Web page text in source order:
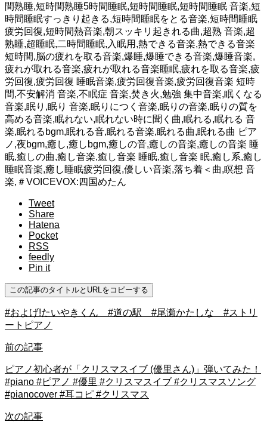
間熟睡,短時間熟睡5時間睡眠,短時間睡眠,短時間睡眠 音楽,短
時間睡眠すっきり起きる,短時間睡眠をとる音楽,短時間睡眠
疲労回復,短時間熱音楽,朝スッキリ起きれる曲,超熟 音楽,超
熟睡,超睡眠,二時間睡眠,入眠用,熱できる音楽,熱できる音楽
短時間,脳の疲れを取る音楽,爆睡,爆睡できる音楽,爆睡音楽,
疲れが取れる音楽,疲れが取れる音楽睡眠,疲れを取る音楽,疲
労回復,疲労回復 睡眠音楽,疲労回復音楽,疲労回復音楽 短時
間,不安解消 音楽,不眠症 音楽,焚き火,勉強 集中音楽,眠くなる
音楽,眠り,眠り 音楽,眠りにつく音楽,眠りの音楽,眠りの質を
高める音楽,眠れない,眠れない時に聞く曲,眠れる,眠れる 音
楽,眠れるbgm,眠れる音,眠れる音楽,眠れる曲,眠れる曲 ピア
ノ,夜bgm,癒し,癒しbgm,癒しの音,癒しの音楽,癒しの音楽 睡
眠,癒しの曲,癒し音楽,癒し音楽 睡眠,癒し音楽 眠,癒し系,癒し
睡眠音楽,癒し睡眠疲労回復,優しい音楽,落ち着＜曲,瞑想 音
楽,＃VOICEVOX:四国めたん
Tweet
Share
Hatena
Pocket
RSS
feedly
Pin it
この記事のタイトルとURLをコピーする
#およげ!たいやきくん #道の駅 #尾瀬かたしな #ストリ
ートピアノ
前の記事
ピアノ初心者が「クリスマスイブ (優里さん)」弾いてみた！
#piano #ピアノ #優里 #クリスマスイブ #クリスマスソング
#pianocover #耳コピ #クリスマス
次の記事